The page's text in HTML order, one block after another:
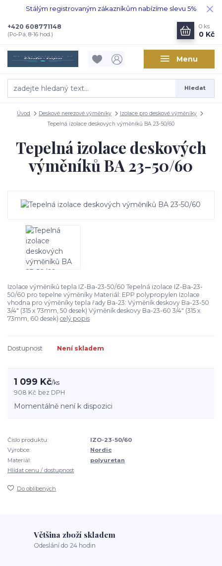
Stálým registrovaným zákazníkům nabízíme slevu 5%
Menu
Hledat
+420 608771148
(Po-Pá, 8-16 hod.)
0 ks
0 Kč
Úvod Deskové nerezové výměníky
Izolace pro deskové výměníky
Tepelná izolace deskových výměníků BA 23-50/60
Tepelná izolace deskových
výměníků BA 23-50/60
Izolace výměníků tepla IZ-Ba-23-50/60 Tepelná izolace IZ-Ba-23-
50/60 pro tepelne výměníky Materiál: EPP polypropylen Izolace
vhodna pro výměníky tepla řady Ba-23: Výměník deskovy Ba-23-50
3/4" (315 x 73mm, 50 desek) Výměník deskovy Ba-23-60 3/4" (315 x
73mm, 60 desek) celý popis
Dostupnost Není skladem
1 099 Kč/ks
908 Kč bez DPH
Momentálně není k dispozici
Číslo produktu:
IZO-23-50/60
Výrobce:
Nordic
Materiál:
polyuretan
Hlídat cenu / dostupnost
Do oblíbených
Většina zboží skladem
Odeslání do 24 hodin